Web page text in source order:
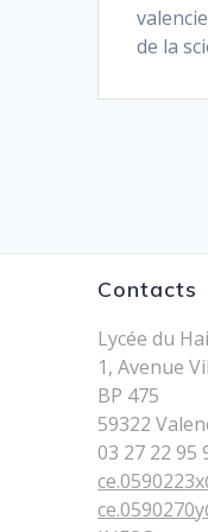
de la
Contacts
Lycée du
1, Avenue
BP 475
59322
03 27 22 95